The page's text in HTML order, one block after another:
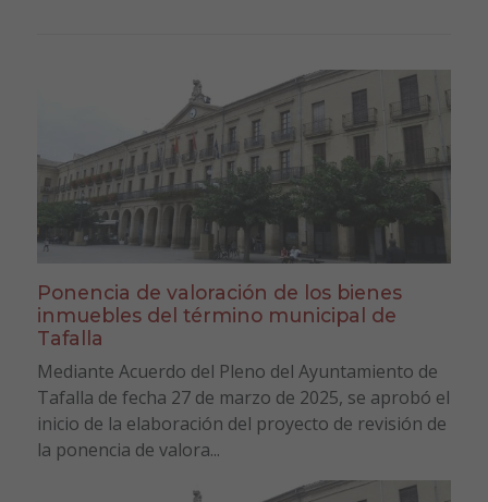
Ponencia de valoración de los bienes
inmuebles del término municipal de
Tafalla
Mediante Acuerdo del Pleno del Ayuntamiento de
Tafalla de fecha 27 de marzo de 2025, se aprobó el
inicio de la elaboración del proyecto de revisión de
la ponencia de valora...